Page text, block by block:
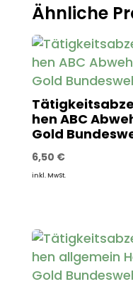
Ähnliche
hen ABC
Gold
6,50 €
inkl. MwSt.